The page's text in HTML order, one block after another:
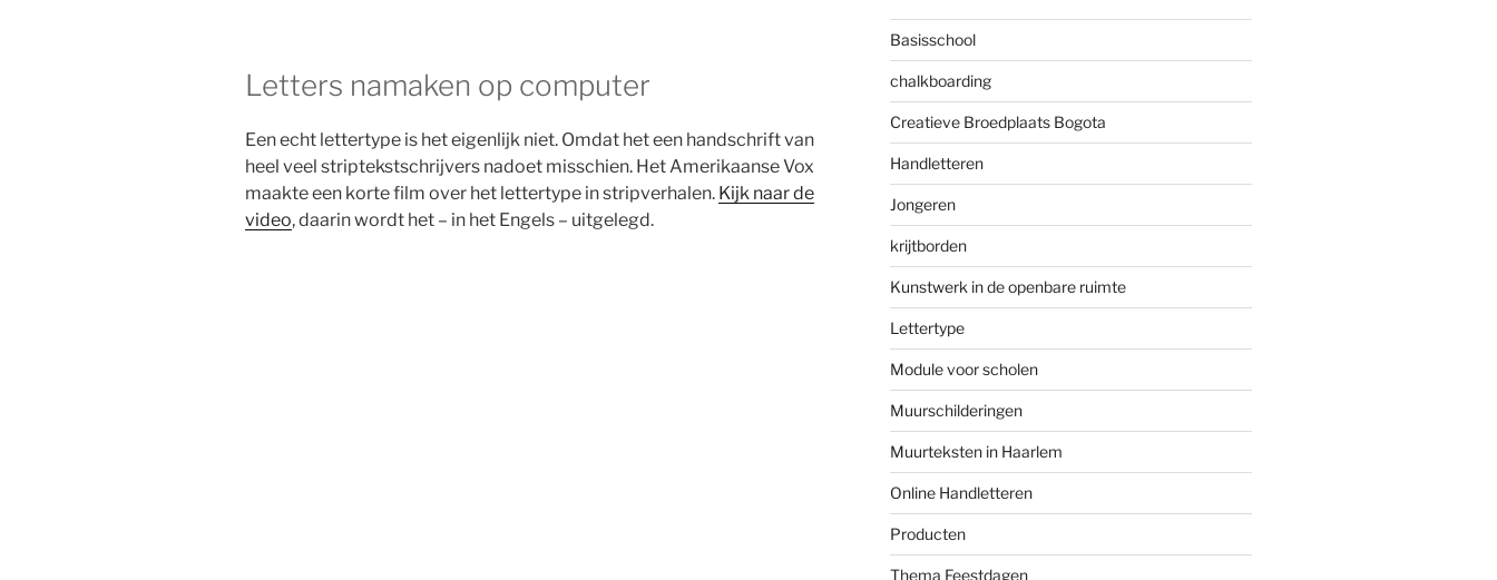
Letters namaken op computer
Een echt lettertype is het eigenlijk niet. Omdat het een handschrift van
heel veel striptekstschrijvers nadoet misschien. Het Amerikaanse Vox
maakte een korte film over het lettertype in stripverhalen. Kijk naar de
video, daarin wordt het – in het Engels – uitgelegd.
Basisschool
chalkboarding
Creatieve Broedplaats Bogota
Handletteren
Jongeren
krijtborden
Kunstwerk in de openbare ruimte
Lettertype
Module voor scholen
Muurschilderingen
Muurteksten in Haarlem
Online Handletteren
Producten
Thema Feestdagen